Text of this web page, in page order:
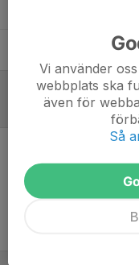
Sirwan Fatah
Referat
Vi använder
webbplats ska
även för
Så